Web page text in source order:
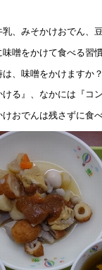
て
てのお知らせ
について
参加ありがとう
」の第２次案内を
」の第一次案内
した
、みそかけおでん、
噌をかけて食べる習
は、味噌をかけますか
ける』、なかには『コ
おでんは残さずに食べ